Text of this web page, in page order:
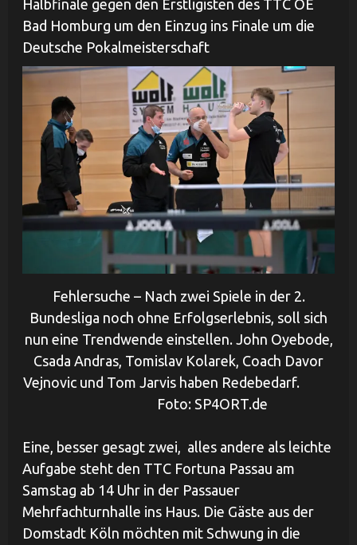
Halbfinale gegen den Erstligisten des TTC OE
Bad Homburg um den Einzug ins Finale um die
Deutsche Pokalmeisterschaft
Fehlersuche – Nach zwei Spiele in der 2.
Bundesliga noch ohne Erfolgserlebnis, soll sich
nun eine Trendwende einstellen. John Oyebode,
Csada Andras, Tomislav Kolarek, Coach Davor
Vejnovic und Tom Jarvis haben Redebedarf.
Foto: SP4ORT.de
Eine, besser gesagt zwei, alles andere als leichte
Aufgabe steht den TTC Fortuna Passau am
Samstag ab 14 Uhr in der Passauer
Mehrfachturnhalle ins Haus. Die Gäste aus der
Domstadt Köln möchten mit Schwung in die